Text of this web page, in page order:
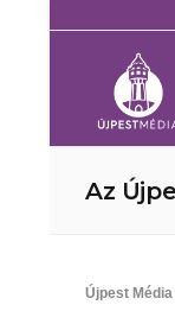
Az
Újpest Média